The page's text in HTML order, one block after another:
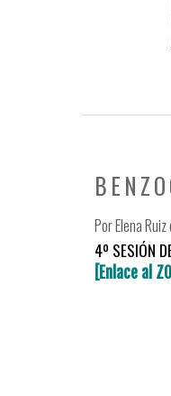
Por Elena
4º SESIÓN
[Enlace al